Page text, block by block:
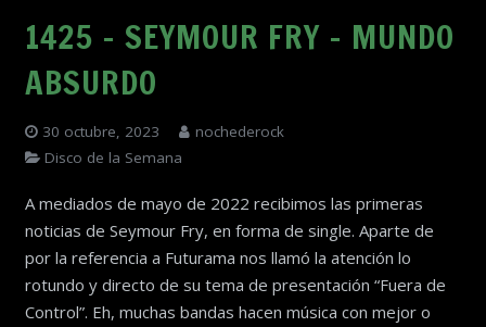
1425 – SEYMOUR FRY – MUNDO
ABSURDO
30 octubre, 2023
nochederock
Disco de la Semana
A mediados de mayo de 2022 recibimos las primeras
noticias de Seymour Fry, en forma de single. Aparte de
por la referencia a Futurama nos llamó la atención lo
rotundo y directo de su tema de presentación “Fuera de
Control”. Eh, muchas bandas hacen música con mejor o